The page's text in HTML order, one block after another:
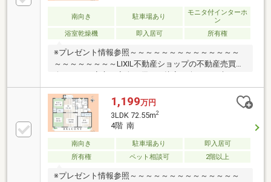
南向き 駐車場あり
モニタ付インターホ
ン
浴室乾燥機
即入居可 所有権
※プレゼント情報参照～～～～～～～～～～～～～～
～～～～～～～～LIXIL不動産ショップの不動産売買仲
ださい♪他社さんとの違いをご堪能下さいませ！～～
～～～～～～～～～～～～～～～～～～～～≪いずみ
野小学校・いずみ野中学校≫火曜・水曜も営業中！リ
フォームのご相談も無料で承ります。◆ペット飼育可
能！◆相鉄いずみ野線「いずみ野」駅徒歩3分♪●ご内
見希望・物件所在地の詳細・付近の物件情報等はコチ
ラまでTEL 046-240-1982
1,199万円
3LDK 72.55m2
4階 南
南向き 駐車場あり
即入居可
所有権
ペット相談可 2階以上
※プレゼント情報参照～～～～～～～～～～～～～～